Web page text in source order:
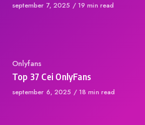
Published
september 7, 2025 19 min read
Category
Onlyfans
Top 37 Cei OnlyFans
Published
september 6, 2025 18 min read